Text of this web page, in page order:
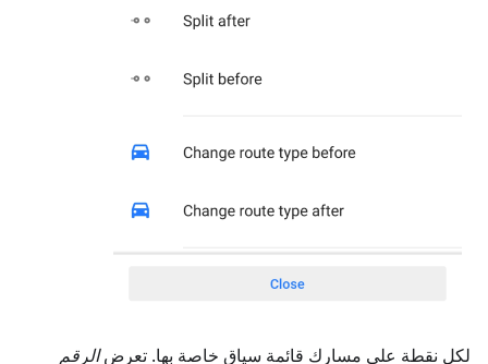
لكل نقطة على مسارك قائمة سياق خاصة بها. تعرضالرقم